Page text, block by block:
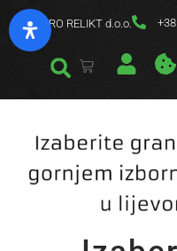
AGRO RELIKT d.o.o.